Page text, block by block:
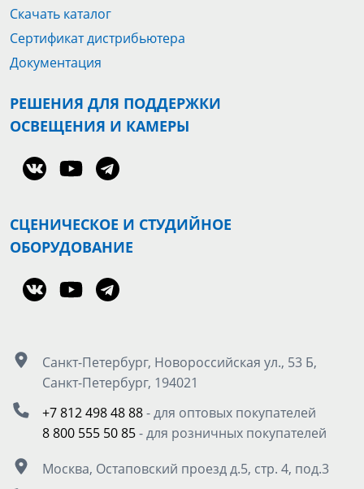
Скачать каталог
Сертификат дистрибьютера
Документация
РЕШЕНИЯ ДЛЯ ПОДДЕРЖКИ
ОСВЕЩЕНИЯ И КАМЕРЫ
СЦЕНИЧЕСКОЕ И СТУДИЙНОЕ
ОБОРУДОВАНИЕ
Санкт-Петербург, Новороссийская ул., 53 Б,
Санкт-Петербург, 194021
+7 812 498 48 88- для оптовых покупателей
8 800 555 50 85- для розничных покупателей
Москва, Остаповский проезд д.5, стр. 4, под.3